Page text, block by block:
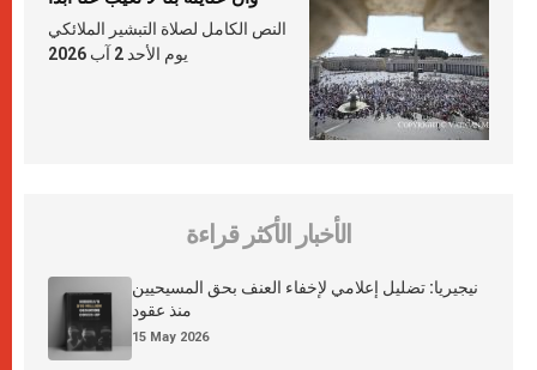
النص الكامل لصلاة التبشير الملائكي
يوم الأحد 2 آب 2026
الأخبار الأكثر قراءة
نيجيريا: تضليل إعلامي لإخفاء العنف بحق المسيحيين
منذ عقود
15 May 2026